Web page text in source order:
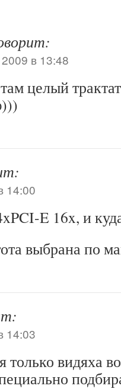
в 13:48
целый
14:00
E 16x, и
выбрана по
14:03
видяха